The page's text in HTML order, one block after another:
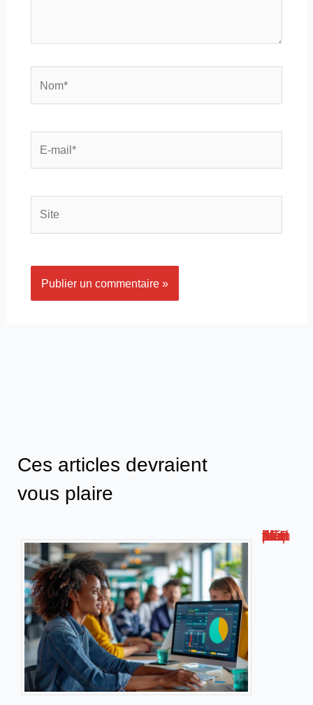
Ces articles devraient
vous plaire
Métis AFPA : la plateforme de formation numérique innovante !